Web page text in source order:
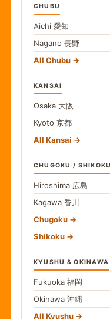
CHUBU
Aichi 愛知
Nagano 長野
All Chubu
KANSAI
Osaka 大阪
Kyoto 京都
All Kansai
CHUGOKU / SHIKOKU
Hiroshima 広島
Kagawa 香川
Chugoku
Shikoku
KYUSHU & OKINAWA
Fukuoka 福岡
Okinawa 沖縄
All Kyushu